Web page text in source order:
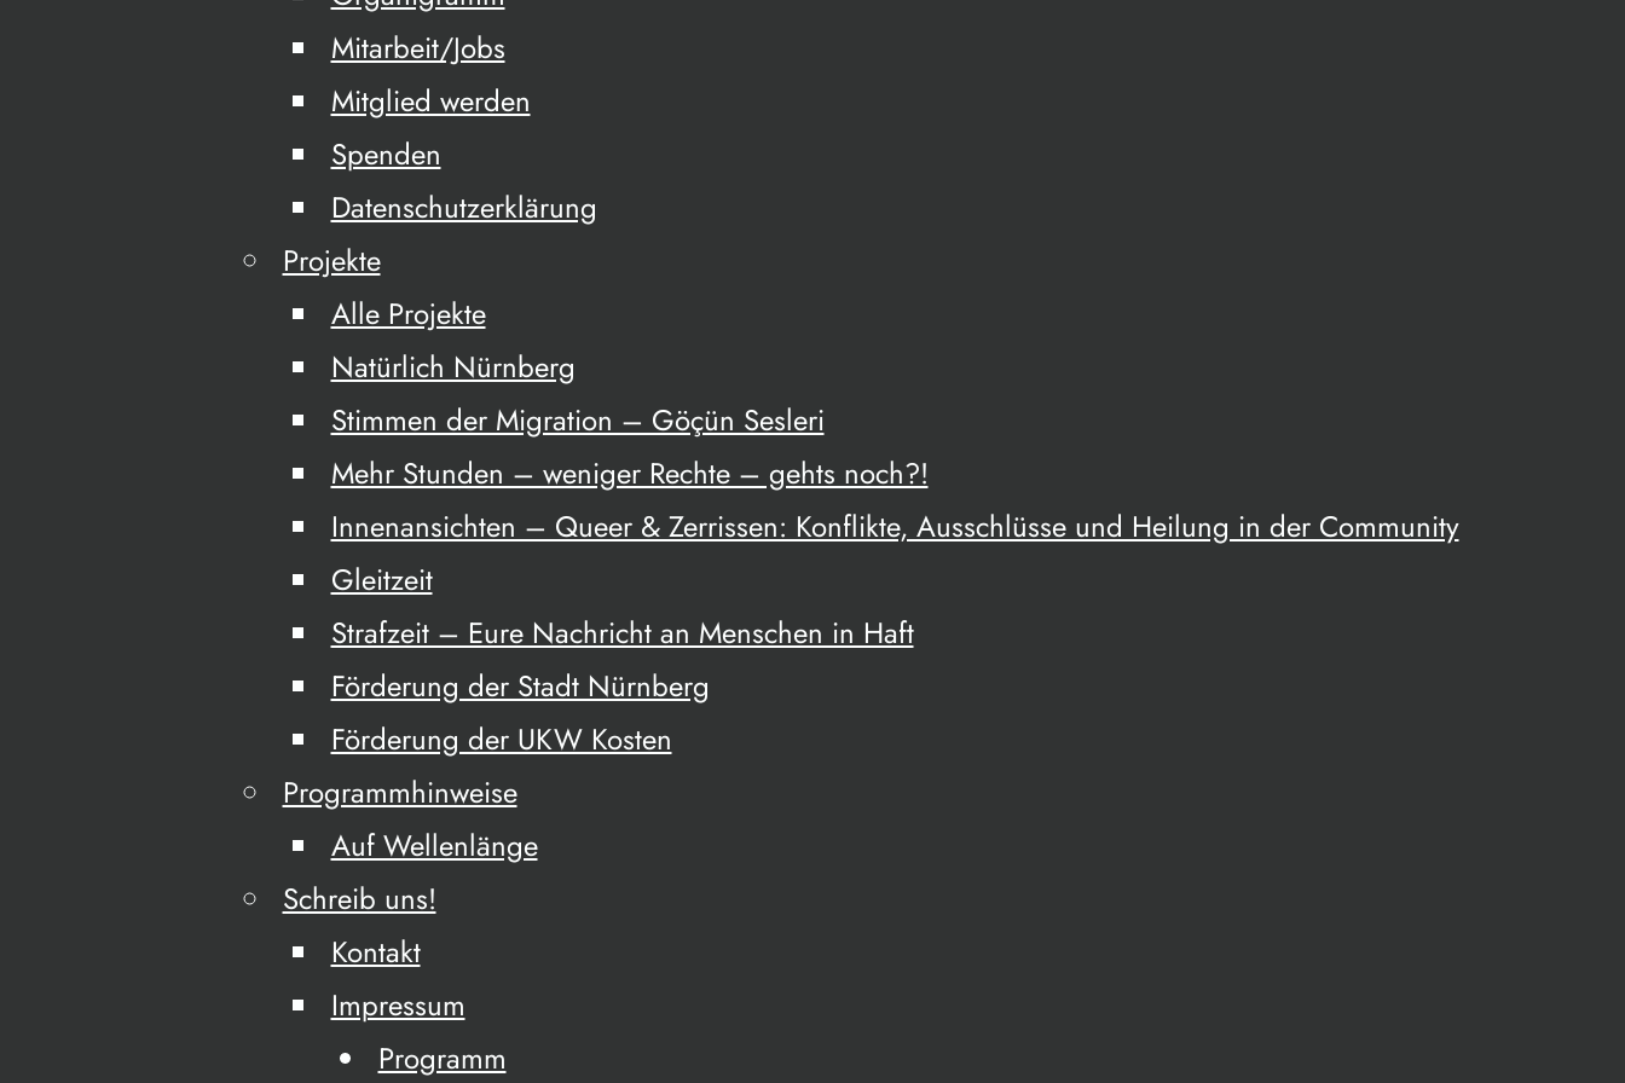
Mitarbeit/Jobs
Mitglied werden
Spenden
Datenschutzerklärung
Projekte
Alle Projekte
Natürlich Nürnberg
Stimmen der Migration – Göçün Sesleri
Mehr Stunden – weniger Rechte – gehts noch?!
Innenansichten – Queer & Zerrissen: Konflikte, Ausschlüsse und Heilung in der Community
Gleitzeit
Strafzeit – Eure Nachricht an Menschen in Haft
Förderung der Stadt Nürnberg
Förderung der UKW Kosten
Programmhinweise
Auf Wellenlänge
Schreib uns!
Kontakt
Impressum
Programm